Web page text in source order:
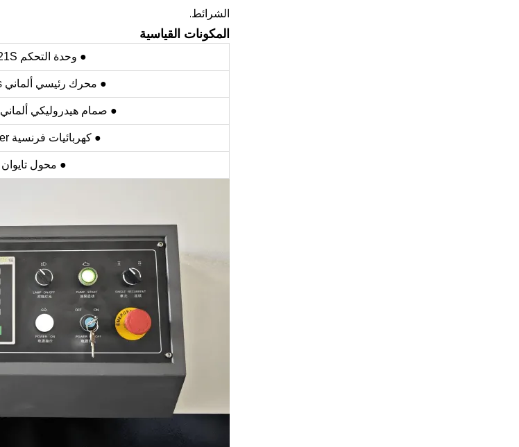
الشرائط.
المكونات القياسية
● وحدة التحكم Estun E21S
● محرك رئيسي ألماني Siemens
● صمام هيدروليكي ألماني Rexroth
● كهربائيات فرنسية Schneider
● محول تايوان Schihlin